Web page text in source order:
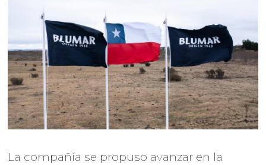
La compañía se propuso avanzar en la